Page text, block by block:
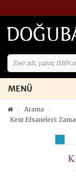
MENÜ
Arama
Kent Efsaneleri: